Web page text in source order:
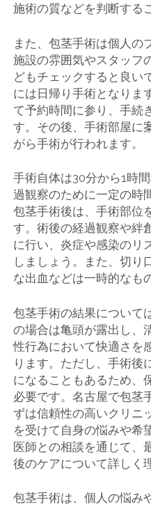
施術の質などを判断する
また、包茎手術は個人の
施設の雰囲気やスタッフ
どもチェックすると良い
には日帰り手術となりま
て予約時間に参り、手続
す。その後、手術部屋に
がら手術が行われます。
手術自体は30分から1時
過観察のために一定の時
包茎手術後は、手術部位
す。術後の経過観察や絆
に行い、炎症や感染のリ
しましょう。また、切り
な出血などは一時的なも
包茎手術の結果について
の場合は亀頭が露出し、
性行為において快適さを
ります。ただし、手術後
になることもあるため、
必要です。名古屋で包茎
ずは信頼性の高いクリニ
を受けて自身の悩みや希
医師との相談を通じて、
後のケアについて詳しく
包茎手術は、個人の悩み